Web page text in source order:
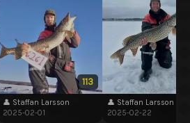
113
👤 Staffan Larsson
2025-02-01
👤 Staffan Larsson
2025-02-22